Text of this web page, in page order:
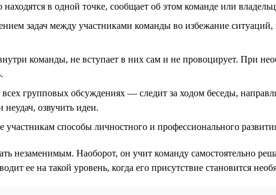
в одной точке, сообщает об этом команде или
задач между участниками команды во избежание ситуаций,
команды, не вступает в них сам и не провоцирует. При
групповых обсуждениях — следит за ходом беседы,
неудач, озвучить идеи.
участникам способы личностного и профессионального
незаменимым. Наоборот, он учит команду самостоятельно
ее на такой уровень, когда его присутствие становится